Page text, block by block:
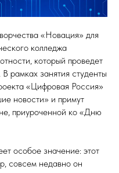
«Новация» для
колледжа
который проведет
рамках занятия студенты
«Цифровая Россия»
новости» и примут
приуроченной ко «Дню
особое значение: этот
совсем недавно он